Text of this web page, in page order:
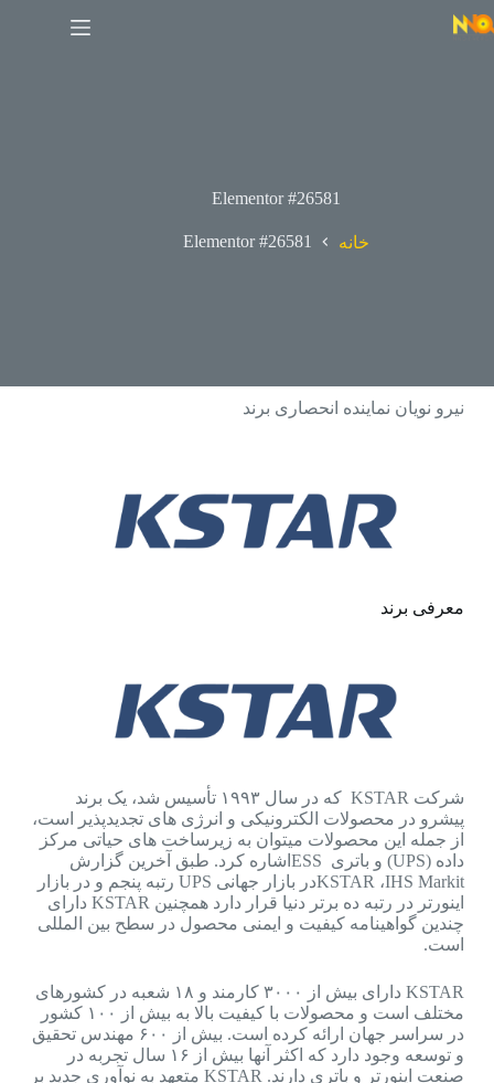
Elementor #26581
خانه Elementor #26581
نیرو نویان نماینده انحصاری برند
معرفی برند
شرکت KSTAR که در سال ۱۹۹۳ تأسیس شد، یک برند
پیشرو در محصولات الکترونیکی و انرژی های تجدیدپذیر است،
از جمله این محصولات میتوان به زیرساخت های حیاتی مرکز
داده (UPS) و باتری ESSاشاره کرد. طبق آخرین گزارش
KSTAR ،IHS Markitدر بازار جهانی UPS رتبه پنجم و در بازار
اینورتر در رتبه ده برتر دنیا قرار دارد همچنین KSTAR دارای
چندین گواهینامه کیفیت و ایمنی محصول در سطح بین المللی
است.
KSTAR دارای بیش از ۳۰۰۰ کارمند و ۱۸ شعبه در کشورهای
مختلف است و محصولات با کیفیت بالا به بیش از ۱۰۰ کشور
در سراسر جهان ارائه کرده است. بیش از ۶۰۰ مهندس تحقیق
و توسعه وجود دارد که اکثر آنها بیش از ۱۶ سال تجربه در
صنعت اینورتر و باتری دارند. KSTAR متعهد به نوآوری جدید بر